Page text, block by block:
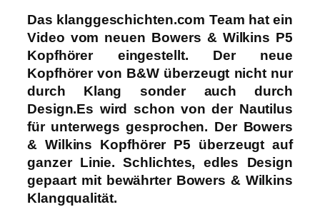
Das klanggeschichten.com Team hat ein
Video vom neuen Bowers & Wilkins P5
Kopfhörereingestellt. Der neue
Kopfhörer von B&W überzeugt nicht nur
durch Klang sonder auch durch
Design.Es wird schon von der Nautilus
für unterwegs gesprochen. Der Bowers
& Wilkins Kopfhörer P5 überzeugt auf
ganzer Linie. Schlichtes, edles Design
gepaart mit bewährter Bowers & Wilkins
Klangqualität.